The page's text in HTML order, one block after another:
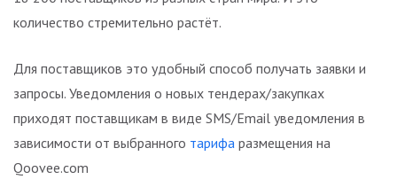
количество стремительно растёт.
Для поставщиков это удобный способ получать заявки и
запросы. Уведомления о новых тендерах/закупках
приходят поставщикам в виде SMS/Email уведомления в
зависимости от выбранного тарифа размещения на
Qoovee.com